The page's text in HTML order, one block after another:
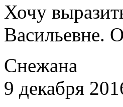
Хочу
Васильевне.
Снежана
9 декабря